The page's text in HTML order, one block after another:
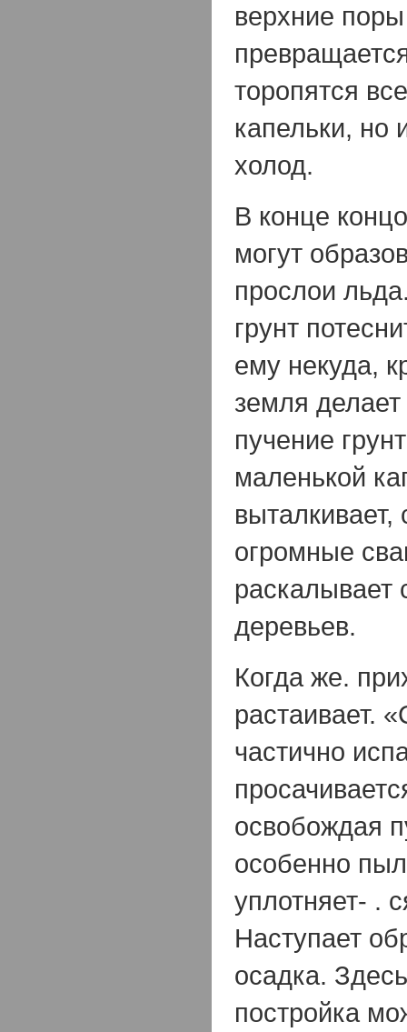
верхние
торопятся
капельки, но
холод.
В конце
могут
прослои
грунт
ему некуда,
земля
пучение
маленькой
выталкивает,
огромные
раскалывает
деревьев.
Когда же.
растаивает.
частично
освобождая
особенно
уплотняет- .
Наступает
осадка.
постройка